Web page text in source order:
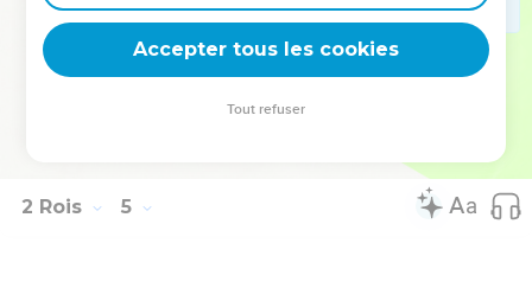
Alors le serviteur distribue les pains à tous. Chacun mange
et il y a des restes, comme le SEIGNEUR l’a annoncé.
© Société biblique française – Bibli’O, 2000, avec autorisation. Pour vous procurer
2 Rois 5
Accepter tous les cookies
Tout refuser